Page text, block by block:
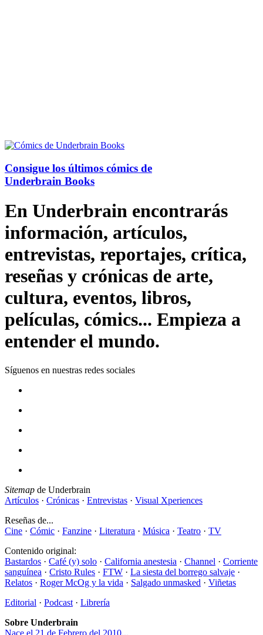
Consigue los últimos cómics de
Underbrain Books
En Underbrain encontrarás
información, artículos,
entrevistas, reportajes, crítica,
reseñas y crónicas de arte,
cultura, eventos, libros,
películas, cómics... Empieza a
entender el mundo.
Síguenos en nuestras redes sociales
Sitemap de Underbrain
Artículos · Crónicas · Entrevistas · Visual Xperiences
Reseñas de...
Cine · Cómic · Fanzine · Literatura · Música · Teatro · TV
Contenido original:
Bastardos · Café (y) solo · California anestesia · Channel · Corriente
sanguínea · Cristo Rules · FTW · La siesta del borrego salvaje ·
Relatos · Roger McOg y la vida · Salgado unmasked · Viñetas
Editorial · Podcast · Librería
Sobre Underbrain
Nace el 21 de Febrero del 2010...